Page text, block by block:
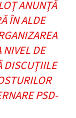
ANUNŢĂ
ÎN ALDE
NIVEL DE
DISCUŢIILE
PSD-